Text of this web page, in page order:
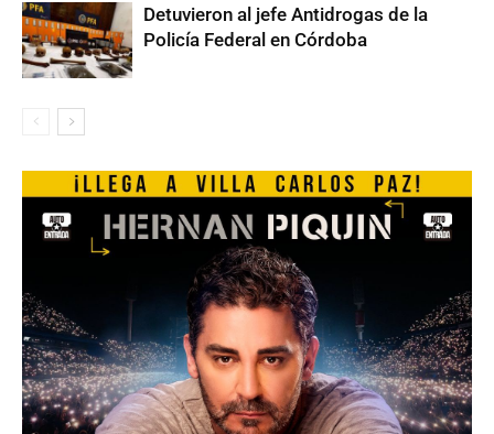
Detuvieron al jefe Antidrogas de la
Policía Federal en Córdoba